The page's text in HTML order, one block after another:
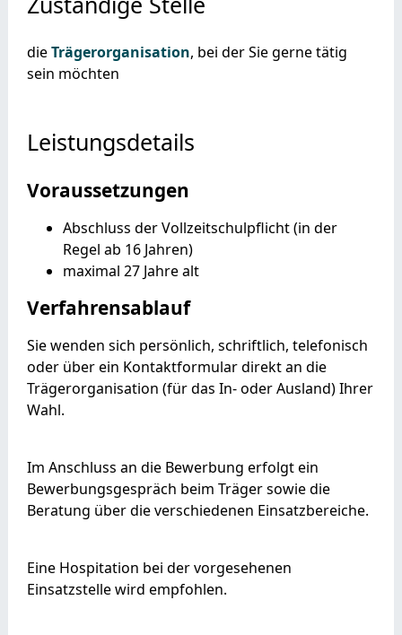
dieTrägerorganisation, bei der Sie gerne tätig
sein möchten
Leistungsdetails
Voraussetzungen
Abschluss der Vollzeitschulpflicht (in der
Regel ab 16 Jahren)
maximal 27 Jahre alt
Verfahrensablauf
Sie wenden sich persönlich, schriftlich, telefonisch
oder über ein Kontaktformular direkt an die
Trägerorganisation (für das In- oder Ausland) Ihrer
Wahl.
Im Anschluss an die Bewerbung erfolgt ein
Bewerbungsgespräch beim Träger sowie die
Beratung über dieverschiedenen Einsatzbereiche.
Eine Hospitation bei der vorgesehenen
Einsatzstelle wird empfohlen.